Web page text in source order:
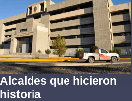
Alcaldes que hicieron
historia